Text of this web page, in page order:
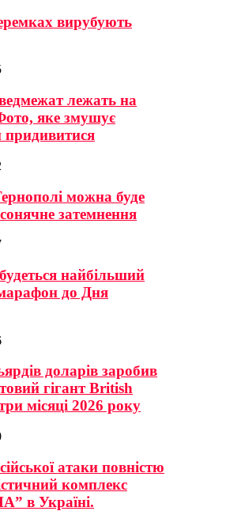
вирубують
лежать на
яке змушує
придивитися
можна буде
затемнення
найбільший
до Дня
доларів заробив
гігант British
місяці 2026 року
атаки повністю
комплекс
в Україні.